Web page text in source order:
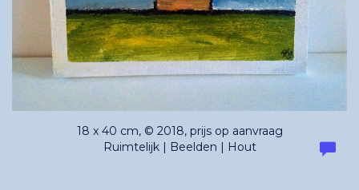
18 x 40 cm, © 2018, prijs op aanvraag
Ruimtelijk | Beelden | Hout